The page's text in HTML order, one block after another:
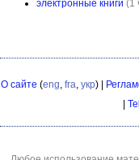
электронные книги (1
О сайте (eng, fra, укр) |